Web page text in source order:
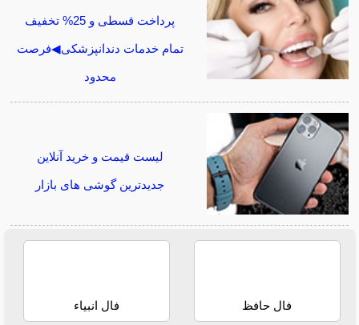
پرداخت قسطی و 25% تخفیف
تمام خدمات دندانپزشکی◀فرصت
محدود
لیست قیمت و خرید آنلاین
جدیدترین گوشی های بازار
فال حافظ فال انبیاء